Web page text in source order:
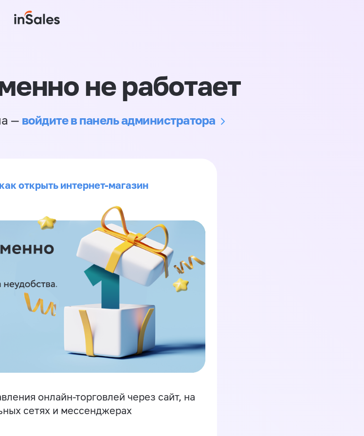
не работает
— войдите в панель администратора
как открыть интернет-магазин
онлайн-торговлей через сайт, на
сетях и мессенджерах